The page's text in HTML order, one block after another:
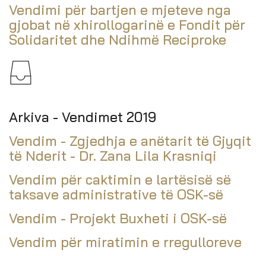
Vendimi për bartjen e mjeteve nga
gjobat në xhirollogarinë e Fondit për
Solidaritet dhe Ndihmë Reciproke
Arkiva - Vendimet 2019
Vendim - Zgjedhja e anëtarit të Gjyqit
të Nderit - Dr. Zana Lila Krasniqi
Vendim për caktimin e lartësisë së
taksave administrative të OSK-së
Vendim - Projekt Buxheti i OSK-së
Vendim për miratimin e rregulloreve